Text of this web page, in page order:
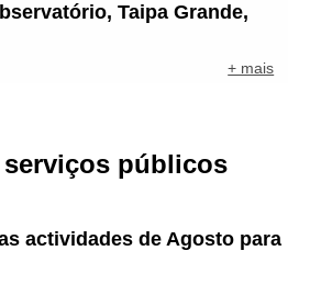
Taipa Grande,
+ mais
públicos
actividades de Agosto para